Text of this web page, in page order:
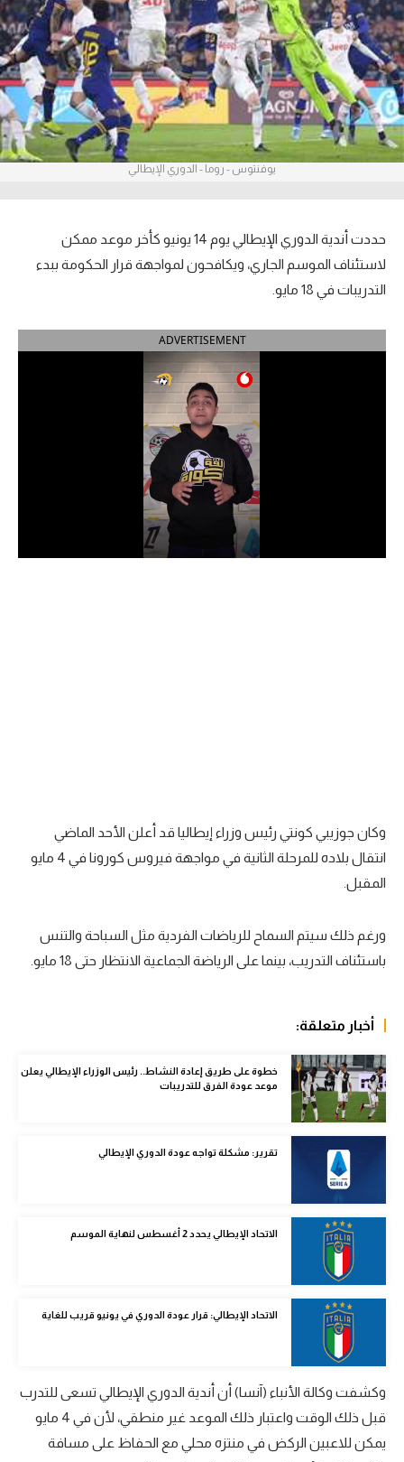
آراء حرة
ركن الألعاب
بطولات
أمريكا 2026
الدوري الإنجليزي الممتاز
الدوري الإسباني
الدوري السعودي للمحترفين
دوري أبطال إفريقيا
سعودي في الجول
الدوري الإنجليزي
دوري أبطال أوروبا
كرة السلة الأمريكية
كرة سلة
كرة يد
كرة طائرة
الوطن العربي
في المونديال
رياضة نسائية
آسيا
ركن الألعاب
يوفنتوس - روما - الدوري الإيطالي
حددت أندية الدوري الإيطالي يوم 14 يونيو كأخر موعد ممكن
لاستئناف الموسم الجاري، ويكافحون لمواجهة قرار الحكومة ببدء
التدريبات في 18 مايو.
ADVERTISEMENT
وكان جوزيبي كونتي رئيس وزراء إيطاليا قد أعلن الأحد الماضي
انتقال بلاده للمرحلة الثانية في مواجهة فيروس كورونا في 4 مايو
المقبل.
ورغم ذلك سيتم السماح للرياضات الفردية مثل السباحة والتنس
باستئناف التدريب، بينما على الرياضة الجماعية الانتظار حتى 18 مايو.
أخبار متعلقة:
خطوة على طريق إعادة النشاط.. رئيس الوزراء الإيطالي يعلن
موعد عودة الفرق للتدريبات
تقرير: مشكلة تواجه عودة الدوري الإيطالي
الاتحاد الإيطالي يحدد 2 أغسطس لنهاية الموسم
الاتحاد الإيطالي: قرار عودة الدوري في يونيو قريب للغاية
وكشفت وكالة الأنباء (آنسا) أن أندية الدوري الإيطالي تسعى للتدرب
قبل ذلك الوقت واعتبار ذلك الموعد غير منطقي، لأن في 4 مايو
يمكن للاعبين الركض في منتزه محلي مع الحفاظ على مسافة